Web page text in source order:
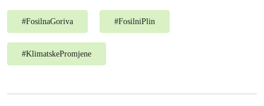
#FosilnaGoriva #FosilniPlin
#KlimatskePromjene